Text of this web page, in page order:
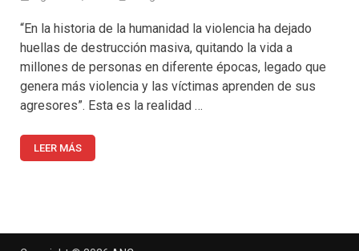
“En la historia de la humanidad la violencia ha dejado
huellas de destrucción masiva, quitando la vida a
millones de personas en diferente épocas, legado que
genera más violencia y las víctimas aprenden de sus
agresores”. Esta es la realidad …
LEER MÁS